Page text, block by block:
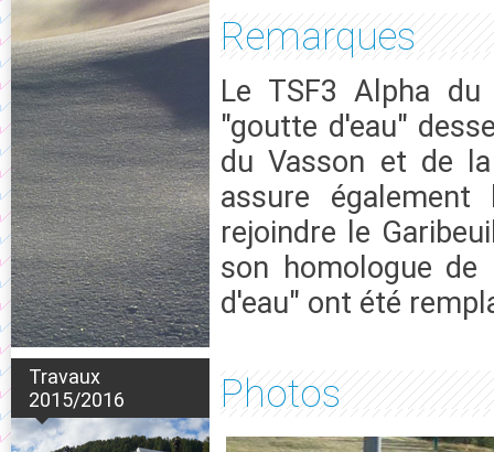
Travaux
2015/2016
Remarques
Le TSF3 Alpha
"goutte d'eau"
du Vasson et de
assure
rejoindre le
son homologue de
d'eau" ont été
Photos